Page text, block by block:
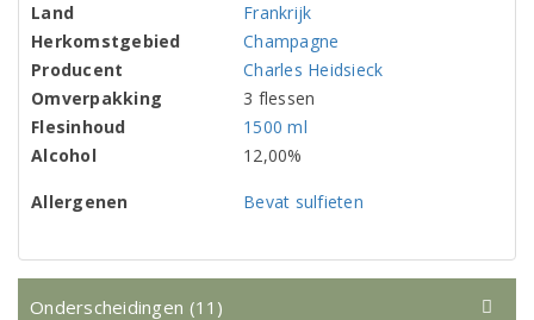
Land
Frankrijk
Herkomstgebied
Champagne
Producent
Charles Heidsieck
Omverpakking
3 flessen
Flesinhoud
1500 ml
Alcohol
12,00%
Allergenen Bevat sulfieten
Onderscheidingen (11)